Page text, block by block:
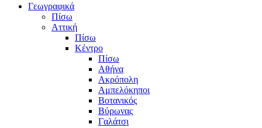
Γεωγραφικά
Πίσω
Αττική
Πίσω
Κέντρο
Πίσω
Αθήνα
Ακρόπολη
Αμπελόκηποι
Βοτανικός
Βύρωνας
Γαλάτσι